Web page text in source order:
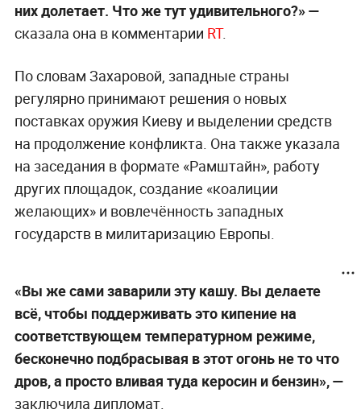
них долетает. Что же тут удивительного?» —
сказала она в комментарии RT.
По словам Захаровой, западные страны
регулярно принимают решения о новых
поставках оружия Киеву и выделении средств
на продолжение конфликта. Она также указала
на заседания в формате «Рамштайн», работу
других площадок, создание «коалиции
желающих» и вовлечённость западных
государств в милитаризацию Европы.
«Вы же сами заварили эту кашу. Вы делаете
всё, чтобы поддерживать это кипение на
соответствующем температурном режиме,
бесконечно подбрасывая в этот огонь не то что
дров, а просто вливая туда керосин и бензин», —
заключила дипломат.